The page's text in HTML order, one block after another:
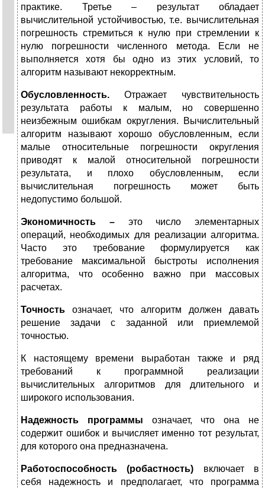
практике. Третье – результат обладает
вычислительной устойчивостью, т.е. вычислительная
погрешность стремиться к нулю при стремлении к
нулю погрешности численного метода. Если не
выполняется хотя бы одно из этих условий, то
алгоритм называют некорректным.
Обусловленность. Отражает чувствительность
результата работы к малым, но совершенно
неизбежным ошибкам округления. Вычислительный
алгоритм называют хорошо обусловленным, если
малые относительные погрешности округления
приводят к малой относительной погрешности
результата, и плохо обусловленным, если
вычислительная погрешность может быть
недопустимо большой.
Экономичность –это число элементарных
операций, необходимых для реализации алгоритма.
Часто это требование формулируется как
требование максимальной быстроты исполнения
алгоритма, что особенно важно при массовых
расчетах.
Точность означает, что алгоритм должен давать
решение задачи с заданной или приемлемой
точностью.
К настоящему времени выработан также и ряд
требований к программной реализации
вычислительных алгоритмов для длительного и
широкого использования.
Надежность программы означает, что она не
содержит ошибок и вычисляет именно тот результат,
для которого она предназначена.
Работоспособность (робастность) включает в
себя надежность и предполагает, что программа